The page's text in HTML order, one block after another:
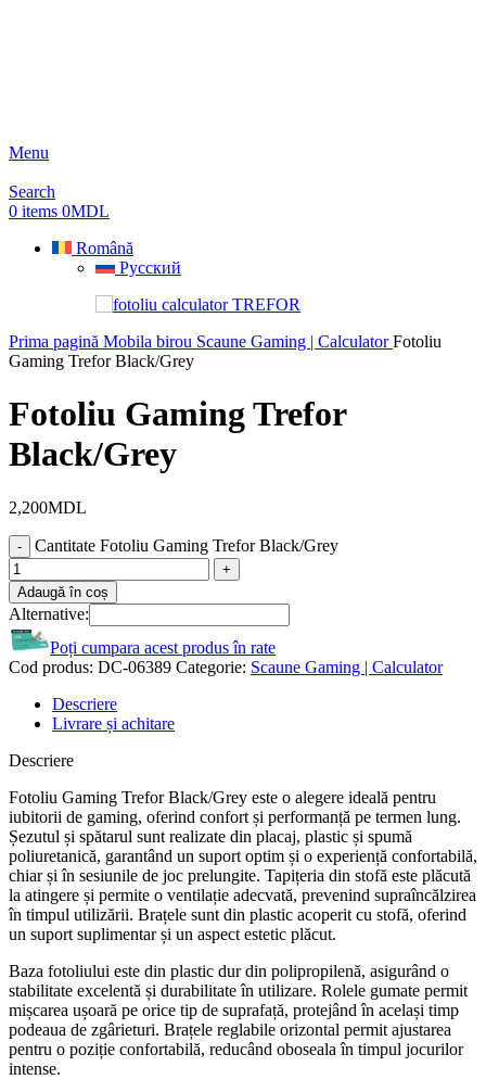
Menu
Search
0 items 0MDL
Română
Русский
Prima pagină Mobila birou Scaune Gaming | CalculatorFotoliu
Gaming Trefor Black/Grey
Fotoliu Gaming Trefor
Black/Grey
2,200MDL
Cantitate Fotoliu Gaming Trefor Black/Grey
Adaugă în coș
Alternative:
Poți cumpara acest produs în rate
Cod produs: DC-06389 Categorie: Scaune Gaming | Calculator
Descriere
Livrare și achitare
Descriere
Fotoliu Gaming Trefor Black/Grey este o alegere ideală pentru
iubitorii de gaming, oferind confort și performanță pe termen lung.
Șezutul și spătarul sunt realizate din placaj, plastic și spumă
poliuretanică, garantând un suport optim și o experiență confortabilă,
chiar și în sesiunile de joc prelungite. Tapițeria din stofă este plăcută
la atingere și permite o ventilație adecvată, prevenind supraîncălzirea
în timpul utilizării. Brațele sunt din plastic acoperit cu stofă, oferind
un suport suplimentar și un aspect estetic plăcut.
Baza fotoliului este din plastic dur din polipropilenă, asigurând o
stabilitate excelentă și durabilitate în utilizare. Rolele gumate permit
mișcarea ușoară pe orice tip de suprafață, protejând în același timp
podeaua de zgârieturi. Brațele reglabile orizontal permit ajustarea
pentru o poziție confortabilă, reducând oboseala în timpul jocurilor
intense.